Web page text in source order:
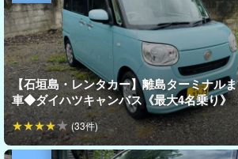
【石垣島・レンタカー】離島ターミナル
車◆ダイハツキャンバス《最大4名乗り》
(33件)